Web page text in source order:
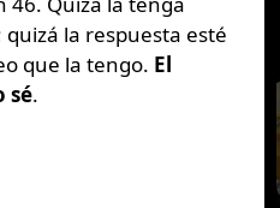
la respuesta esté
que la tengo. El
sé.